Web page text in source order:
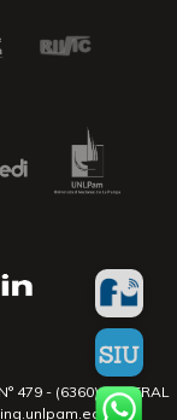
479 - (6360) GENERAL
|